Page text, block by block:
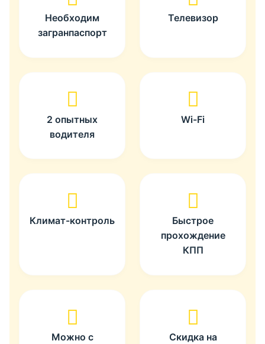
Необходим
загранпаспорт
Телевизор
2 опытных
водителя
Wi-Fi
Климат-контроль
Быстрое
прохождение
КПП
Можно с
Скидка на